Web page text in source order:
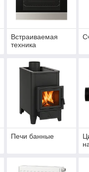
Встраиваемая
техника
Печи банные